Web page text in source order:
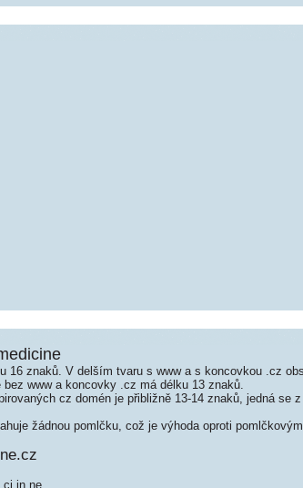
16 znaků. V delším tvaru s www a s koncovkou .cz
www a koncovky .cz má délku 13 znaků.
cz domén je přibližně 13-14 znaků, jedná se
žádnou pomlčku, což je výhoda oproti
ci in ne